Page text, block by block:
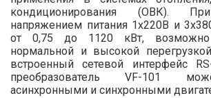
кондиционирования (ОВК).
напряжением питания 1х220В и
от 0,75 до 1120 кВт, возможно
нормальной и высокой
встроенный сетевой интерфейс
преобразователь VF-101
асинхронными и синхронными